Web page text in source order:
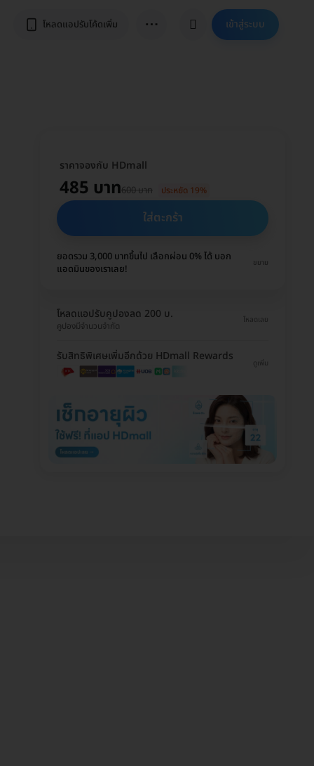
โหลดแอปรับโค้ดเพิ่ม ⋯ เข้าสู่ระบบ
ราคาจองกับ HDmall
485 บาท600 บาท ประหยัด 19%
ใส่ตะกร้า
ยอดรวม 3,000 บาทขึ้นไป เลือกผ่อน 0% ได้ บอก
แอดมินของเราเลย!
ขยาย
โหลดแอปรับคูปองลด 200 บ.
คูปองมีจำนวนจำกัด
โหลดเลย
รับสิทธิพิเศษเพิ่มอีกด้วย HDmall Rewards
ดูเพิ่ม